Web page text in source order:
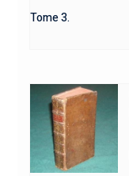
Tome 3.